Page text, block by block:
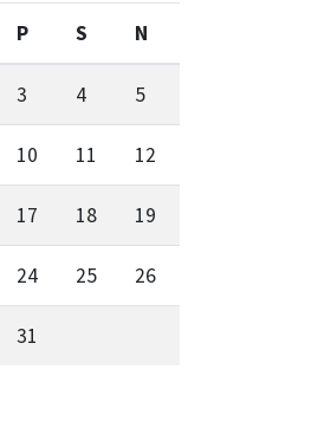
P S N
3 4 5
10 11 12
17 18 19
24 25 26
31